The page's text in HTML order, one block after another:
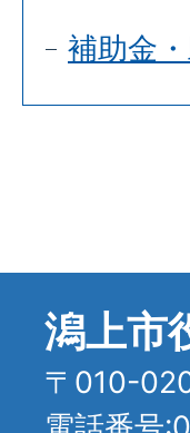
補助金
潟上市
〒010-